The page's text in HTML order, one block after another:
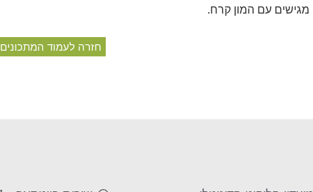
מגישים עם המון קרח.
חזרה לעמוד המתכונים